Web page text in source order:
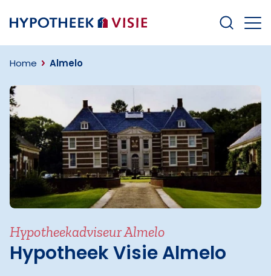
Terug naar home
Home Almelo
Hypotheekadviseur Almelo
Hypotheek Visie Almelo